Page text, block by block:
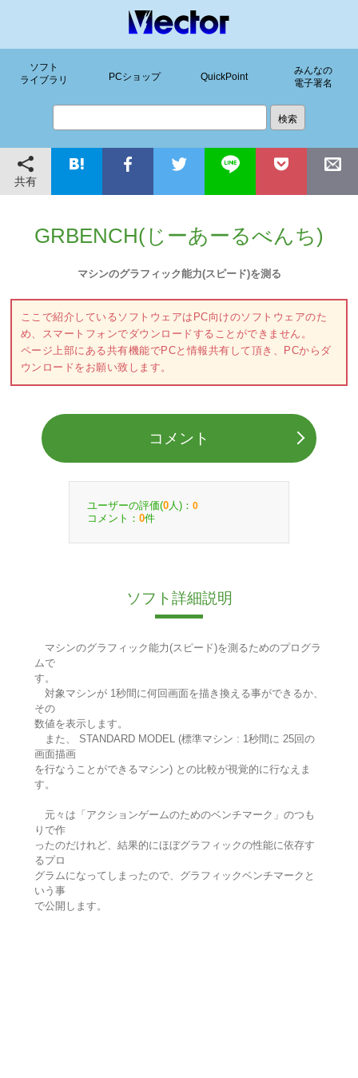
ソフト
ライブラリ
PCショップ QuickPoint
みんなの
電子署名
共有
GRBENCH(じーあーるべんち)
マシンのグラフィック能力(スピード)を測る
ここで紹介しているソフトウェアはPC向けのソフトウェアのた
め、スマートフォンでダウンロードすることができません。
ページ上部にある共有機能でPCと情報共有して頂き、PCからダ
ウンロードをお願い致します。
コメント
ユーザーの評価(0 人)： 0
コメント： 0件
ソフト詳細説明
マシンのグラフィック能力(スピード)を測るためのプログラ
ムで
す。
対象マシンが 1秒間に何回画面を描き換える事ができるか、
その
数値を表示します。
また、 STANDARD MODEL (標準マシン : 1秒間に 25回の
画面描画
を行なうことができるマシン) との比較が視覚的に行なえま
す。
元々は「アクションゲームのためのベンチマーク」のつも
りで作
ったのだけれど、結果的にほぼグラフィックの性能に依存す
るプロ
グラムになってしまったので、グラフィックベンチマークと
いう事
で公開します。